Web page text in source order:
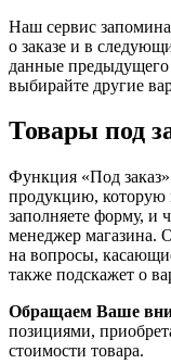
Наш сервис
о заказе и в
данные предыдущего
выбирайте другие
Товары под
Функция «Под заказ»
продукцию, которую
заполняете форму, и
менеджер магазина.
на вопросы,
также подскажет о
Обращаем Ваше
позициями,
стоимости товара.